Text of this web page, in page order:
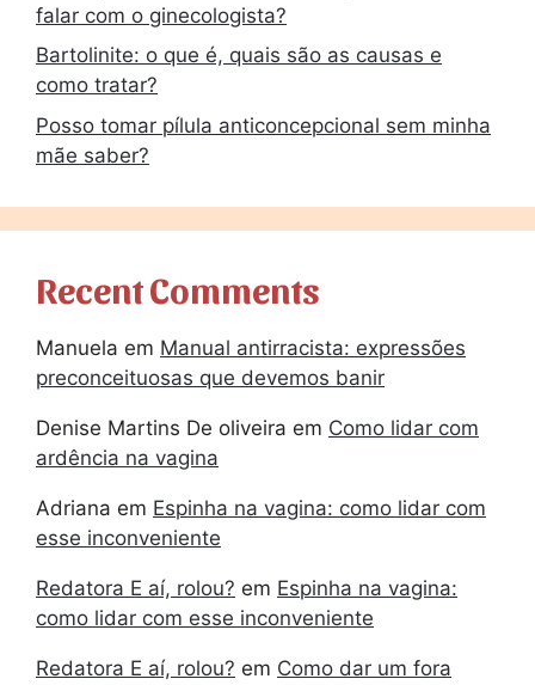
falar com o ginecologista?
Bartolinite: o que é, quais são as causas e
como tratar?
Posso tomar pílula anticoncepcional sem minha
mãe saber?
Recent Comments
Manuela em Manual antirracista: expressões
preconceituosas que devemos banir
Denise Martins De oliveira em Como lidar com
ardência na vagina
Adriana em Espinha na vagina: como lidar com
esse inconveniente
Redatora E aí, rolou? em Espinha na vagina:
como lidar com esse inconveniente
Redatora E aí, rolou? em Como dar um fora